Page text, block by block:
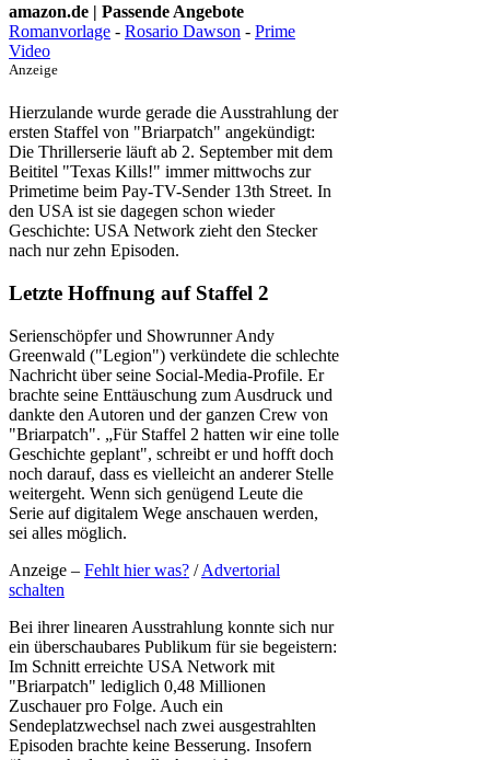
amazon.de | Passende Angebote
Romanvorlage - Rosario Dawson - Prime
Video
Anzeige
Hierzulande wurde gerade die Ausstrahlung der
ersten Staffel von "Briarpatch" angekündigt:
Die Thrillerserie läuft ab 2. September mit dem
Beititel "Texas Kills!" immer mittwochs zur
Primetime beim Pay-TV-Sender 13th Street. In
den USA ist sie dagegen schon wieder
Geschichte: USA Network zieht den Stecker
nach nur zehn Episoden.
Letzte Hoffnung auf Staffel 2
Serienschöpfer und Showrunner Andy
Greenwald ("Legion") verkündete die schlechte
Nachricht über seine Social-Media-Profile. Er
brachte seine Enttäuschung zum Ausdruck und
dankte den Autoren und der ganzen Crew von
"Briarpatch". „Für Staffel 2 hatten wir eine tolle
Geschichte geplant", schreibt er und hofft doch
noch darauf, dass es vielleicht an anderer Stelle
weitergeht. Wenn sich genügend Leute die
Serie auf digitalem Wege anschauen werden,
sei alles möglich.
Anzeige – Fehlt hier was? /Advertorial
schalten
Bei ihrer linearen Ausstrahlung konnte sich nur
ein überschaubares Publikum für sie begeistern:
Im Schnitt erreichte USA Network mit
"Briarpatch" lediglich 0,48 Millionen
Zuschauer pro Folge. Auch ein
Sendeplatzwechsel nach zwei ausgestrahlten
Episoden brachte keine Besserung. Insofern